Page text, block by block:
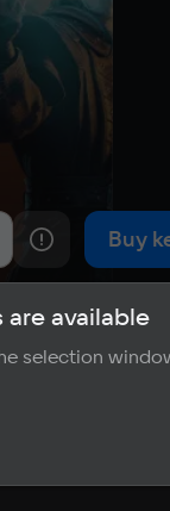
Buy
Publications
are available
selection